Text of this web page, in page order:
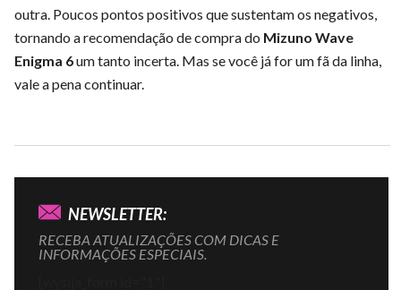
outra. Poucos pontos positivos que sustentam os negativos,
tornando a recomendação de compra do Mizuno Wave
Enigma 6um tanto incerta. Mas se você já for um fã da linha,
vale a pena continuar.
NEWSLETTER:
RECEBA ATUALIZAÇÕES COM DICAS E
INFORMAÇÕES ESPECIAIS.